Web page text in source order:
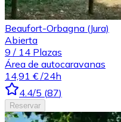
Beaufort-Orbagna (Jura)
Abierta
9 / 14 Plazas
Área de autocaravanas
14,91 € /24h
4.4/5 (87)
Reservar